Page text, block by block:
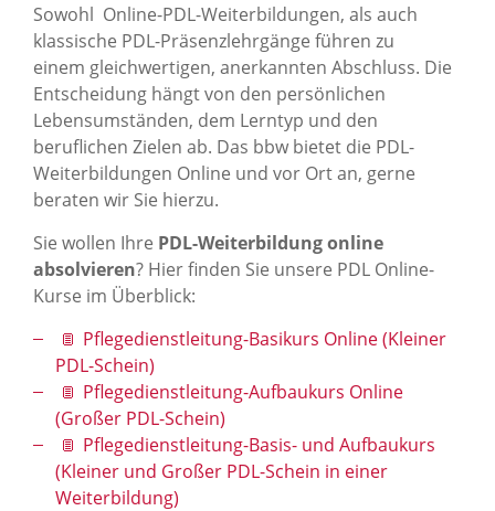
Sowohl Online-PDL-Weiterbildungen, als auch
klassische PDL-Präsenzlehrgänge führen zu
einem gleichwertigen, anerkannten Abschluss. Die
Entscheidung hängt von den persönlichen
Lebensumständen, dem Lerntyp und den
beruflichen Zielen ab. Das bbw bietet die PDL-
Weiterbildungen Online und vor Ort an, gerne
beraten wir Sie hierzu.
Sie wollen Ihre PDL-Weiterbildung online
absolvieren? Hier finden Sie unsere PDL Online-
Kurse im Überblick:
Pflegedienstleitung-Basikurs Online (Kleiner
PDL-Schein)
Pflegedienstleitung-Aufbaukurs Online
(Großer PDL-Schein)
Pflegedienstleitung-Basis- und Aufbaukurs
(Kleiner und Großer PDL-Schein in einer
Weiterbildung)